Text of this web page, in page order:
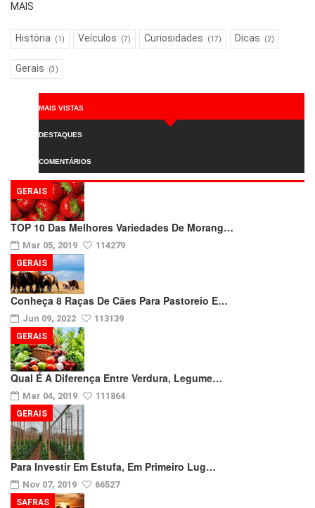
MAIS
História (1) Veículos (7) Curiosidades (17) Dicas (2)
Gerais (3)
MAIS VISTAS
DESTAQUES
COMENTÁRIOS
TOP 10 Das Melhores Variedades De Morang…
Mar 05, 2019 114279
GERAIS
Conheça 8 Raças De Cães Para Pastoreio E…
Jun 09, 2022 113139
GERAIS
Qual É A Diferença Entre Verdura, Legume…
Mar 04, 2019 111864
GERAIS
Para Investir Em Estufa, Em Primeiro Lug…
Nov 07, 2019 66527
GERAIS
SAFRAS